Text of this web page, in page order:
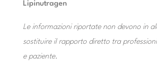
Lipinutragen
Le informazioni riportate non devono in
sostituire il rapporto diretto tra
e paziente.